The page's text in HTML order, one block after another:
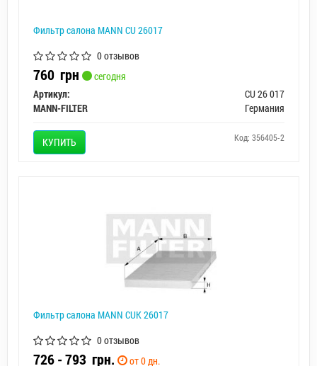
Фильтр салона MANN CU 26017
0 отзывов
760 грн
сегодня
Артикул:
CU 26 017
MANN-FILTER
Германия
КУПИТЬ Код: 356405-2
Фильтр салона MANN CUK 26017
0 отзывов
726 - 793 грн.
от 0 дн.